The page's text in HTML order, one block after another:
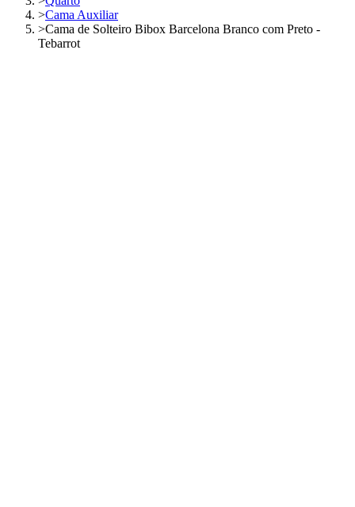
>Cama Auxiliar
>Cama de Solteiro Bibox Barcelona Branco com Preto -
Tebarrot